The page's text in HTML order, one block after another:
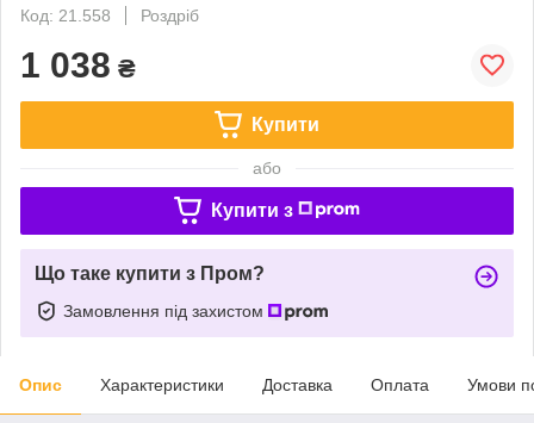
Код: 21.558
Роздріб
1 038 ₴
Купити
або
Купити з
Що таке купити з Пром?
Замовлення під захистом
Опис Характеристики Доставка Оплата Умови